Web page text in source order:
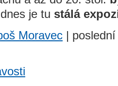
je tu stálá
Moravec |